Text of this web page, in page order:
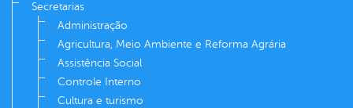
Secretarias
Administração
Agricultura, Meio Ambiente e Reforma Agrária
Assistência Social
Controle Interno
Cultura e turismo